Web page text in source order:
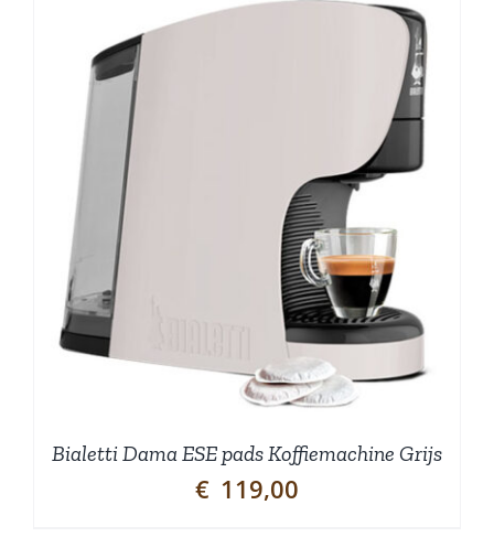
Bialetti Dama ESE pads Koffiemachine Grijs
€ 119,00